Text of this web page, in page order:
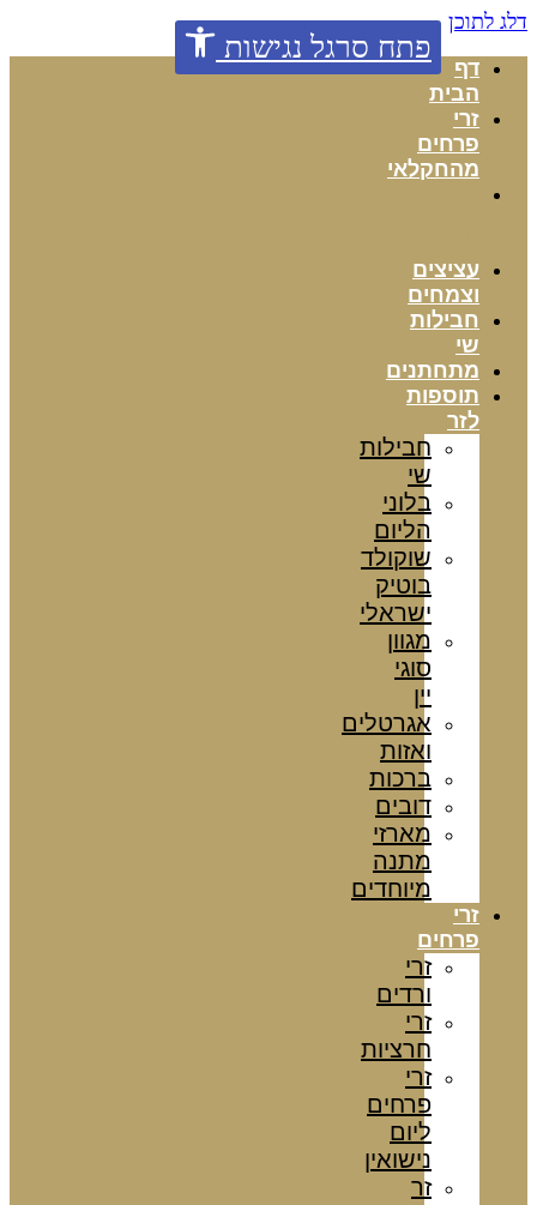
דלג לתוכן
דף
הבית
זרי
פרחים
מהחקלאי
עציצים
וצמחים
חבילות
שי
מתחתנים
תוספות
לזר
חבילות
שי
בלוני
הליום
שוקולד
בוטיק
ישראלי
מגוון
סוגי
יין
אגרטלים
ואזות
ברכות
דובים
מארזי
מתנה
מיוחדים
זרי
פרחים
זרי
ורדים
זרי
חרציות
זרי
פרחים
ליום
נישואין
זר
פתח סרגל נגישות